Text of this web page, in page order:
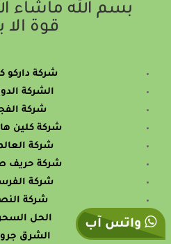
واتس آب
بسم الله ماشاء
قوة الا
شركة داركو
الشركة
شركة
شركة كلين
شركة
شركة حريف
شركة
شركة
الحل
الشرق